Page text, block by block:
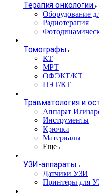
Терапия онкологии
Оборудование
Радиотерапия
Томографы
КТ
МРТ
ОФЭКТ/КТ
ПЭТ/КТ
Травматология и
Аппарат
Инструменты
Крючки
Материалы
Еще
УЗИ-аппараты
Датчики УЗИ
Принтеры для